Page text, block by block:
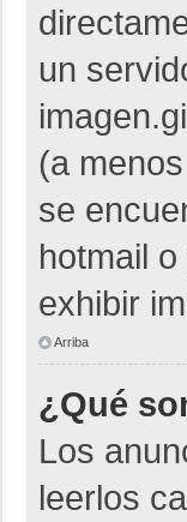
un
(a
se
hotmail
exhibir
Arriba
¿Qué
Los
leerlos